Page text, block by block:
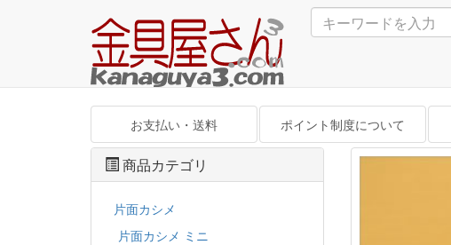
お支払い・送料 ポイント制度について
商品カテゴリ
片面カシメ
片面カシメ ミニ